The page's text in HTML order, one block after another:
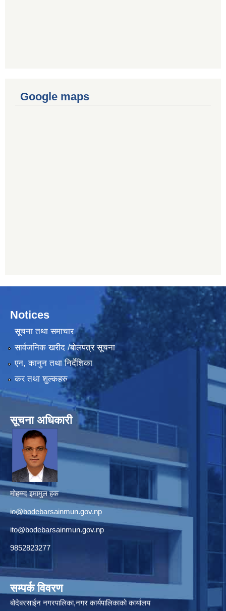
Google maps
Notices
सूचना तथा समाचार
सार्वजनिक खरीद /बोलपत्र सूचना
एन, कानुन तथा निर्देशिका
कर तथा शुल्कहरु
सूचना अधिकारी
मोहम्म्द इमामुल हक
io@bodebarsainmun.gov.np
ito@bodebarsainmun.gov.np
9852823277
सम्पर्क विवरण
बोदेबरसाईन नगरपालिका,नगर कार्यपालिकाको कार्यालय